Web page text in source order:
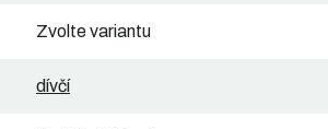
Zvolte variantu
dívčí